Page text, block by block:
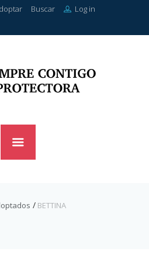
Buscar Log in
BETTINA